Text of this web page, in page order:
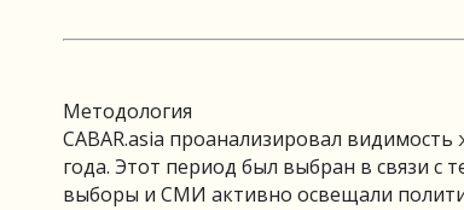
Методология
CABAR.asia проанализировал
года. Этот период был выбран в связи с
выборы и СМИ активно освещали